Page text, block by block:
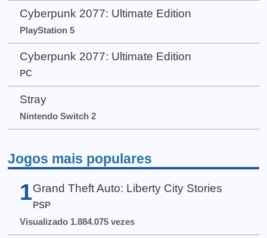
Cyberpunk 2077: Ultimate Edition
PlayStation 5
Cyberpunk 2077: Ultimate Edition
PC
Stray
Nintendo Switch 2
Jogos mais populares
1 Grand Theft Auto: Liberty City Stories
PSP
Visualizado 1.884.075 vezes